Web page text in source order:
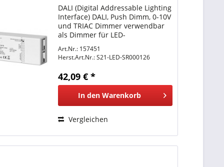
Dimmer
DALI (Digital Addressable Lighting
Interface) DALI, Push Dimm, 0-10V
und TRIAC Dimmer verwendbar
als Dimmer für LED-
Input: 12-36V DC Output: 12-36V
DC, 2*10A = Gesamt 20A
Dimmbar: Ja über DALI oder 0-
10V oder...
Art.Nr.: 157451
Herst.Art.Nr.:S21-LED-SR000126
42,09 € *
In den Warenkorb
Vergleichen